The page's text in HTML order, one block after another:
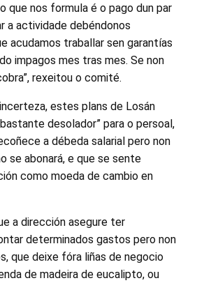
que nos formula é o pago dun par
a actividade debéndonos
acudamos traballar sen garantías
impagos mes tras mes. Se non
rexeitou o comité.
estes plans de Losán
desolador” para o persoal,
a débeda salarial pero non
se abonará, e que se sente
como moeda de cambio en
a dirección asegure ter
determinados gastos pero non
que deixe fóra liñas de negocio
de madeira de eucalipto, ou